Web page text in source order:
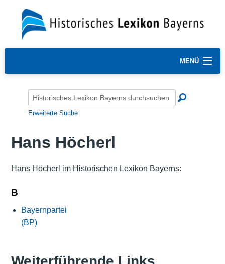
MENÜ
Erweiterte Suche
Hans Höcherl
Hans Höcherl im Historischen Lexikon Bayerns:
B
Bayernpartei
(BP)